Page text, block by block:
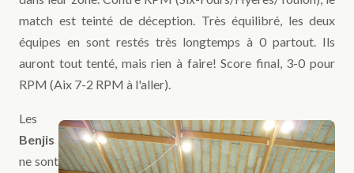
match est teinté de déception. Très équilibré, les deux
équipes en sont restés très longtemps à 0 partout. Ils
auront tout tenté, mais rien à faire! Score final, 3-0 pour
RPM (Aix 7-2 RPM à l'aller).
Les
Benjis
ne sont